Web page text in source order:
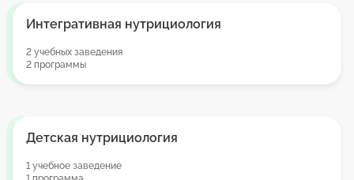
Интегративная нутрициология
2 учебных заведения
2 программы
Детская нутрициология
1 учебное заведение